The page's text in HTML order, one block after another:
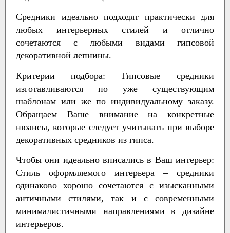
Средники идеально подходят практически для
любых интерьерных стилей и отлично
сочетаются с любыми видами гипсовой
декоративной лепнины.
Критерии подбора: Гипсовые средники
изготавливаются по уже существующим
шаблонам или же по индивидуальному заказу.
Обращаем Ваше внимание на конкретные
нюансы, которые следует учитывать при выборе
декоративных средников из гипса.
Чтобы они идеально вписались в Ваш интерьер:
Стиль оформляемого интерьера – средники
одинаково хорошо сочетаются с изысканными
античными стилями, так и с современными
минималистичными направлениями в дизайне
интерьеров.